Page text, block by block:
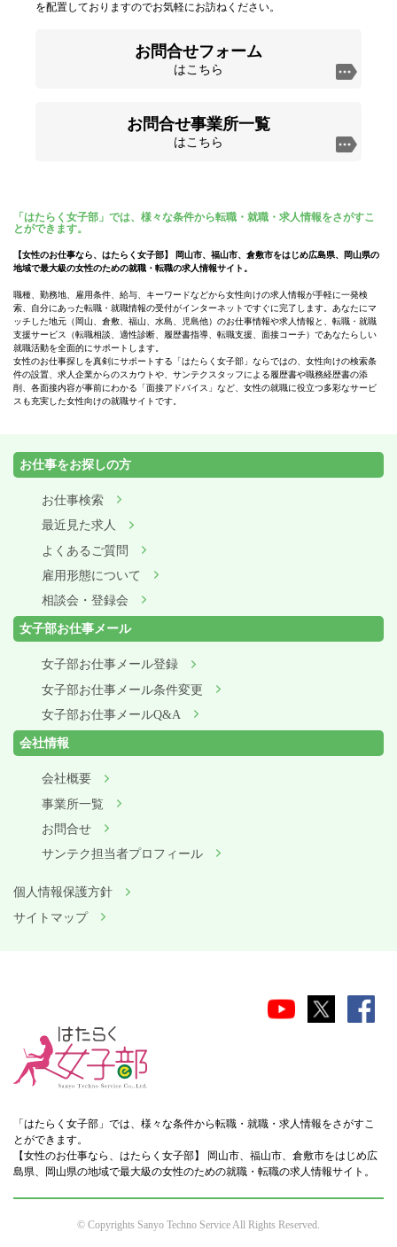
を配置しておりますのでお気軽にお訪ねください。
お問合せフォーム
はこちら
お問合せ事業所一覧
はこちら
「はたらく女子部」では、様々な条件から転職・就職・求人情報をさがすこ
とができます。
【女性のお仕事なら、はたらく女子部】 岡山市、福山市、倉敷市をはじめ広島県、岡山県の
地域で最大級の女性のための就職・転職の求人情報サイト。
職種、勤務地、雇用条件、給与、キーワードなどから女性向けの求人情報が手軽に一発検
索、自分にあった転職・就職情報の受付がインターネットですぐに完了します。あなたにマ
ッチした地元（岡山、倉敷、福山、水島、児島他）のお仕事情報や求人情報と、転職・就職
支援サービス（転職相談、適性診断、履歴書指導、転職支援、面接コーチ）であなたらしい
就職活動を全面的にサポートします。
女性のお仕事探しを真剣にサポートする「はたらく女子部」ならではの、女性向けの検索条
件の設置、求人企業からのスカウトや、サンテクスタッフによる履歴書や職務経歴書の添
削、各面接内容が事前にわかる「面接アドバイス」など、女性の就職に役立つ多彩なサービ
スも充実した女性向けの就職サイトです。
お仕事をお探しの方
お仕事検索
最近見た求人
よくあるご質問
雇用形態について
相談会・登録会
女子部お仕事メール
女子部お仕事メール登録
女子部お仕事メール条件変更
女子部お仕事メールQ&A
会社情報
会社概要
事業所一覧
お問合せ
サンテク担当者プロフィール
個人情報保護方針
サイトマップ
「はたらく女子部」では、様々な条件から転職・就職・求人情報をさがすこ
とができます。
【女性のお仕事なら、はたらく女子部】 岡山市、福山市、倉敷市をはじめ広
島県、岡山県の地域で最大級の女性のための就職・転職の求人情報サイト。
© Copyrights Sanyo Techno Service All Rights Reserved.